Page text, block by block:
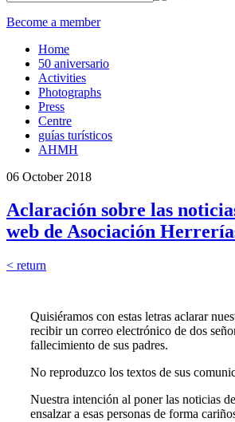
Become a member
Home
50 aniversario
Activities
Photographs
Press
Centre
guías turísticos
AHMH
06 October 2018
Aclaración sobre las
web de Asociación
< return
Quisiéramos con estas letras aclarar
recibir un correo electrónico de dos
fallecimiento de sus padres.
No reproduzco los textos de sus
Nuestra intención al poner las noticias
ensalzar a esas personas de forma